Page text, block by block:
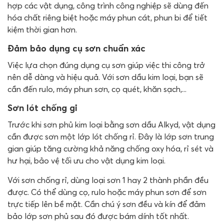
hợp các vật dụng, công trình công nghiệp sẽ dùng đến
hóa chất riêng biệt hoặc máy phun cát, phun bi để tiết
kiệm thời gian hơn.
Đảm bảo dụng cụ sơn chuẩn xác
Việc lựa chọn đúng dụng cụ sơn giúp việc thi công trở
nên dễ dàng và hiệu quả. Với sơn dầu kim loại, bạn sẽ
cần đến rulo, máy phun sơn, cọ quét, khăn sạch,...
Sơn lót chống gỉ
Trước khi sơn phủ kim loại bằng sơn dầu Alkyd, vật dụng
cần được sơn một lớp lót chống rỉ. Đây là lớp sơn trung
gian giúp tăng cường khả năng chống oxy hóa, rỉ sét và
hư hại, bảo vệ tối ưu cho vật dụng kim loại.
Với sơn chống rỉ, dùng loại sơn 1 hay 2 thành phần đều
được. Có thể dùng cọ, rulo hoặc máy phun sơn để sơn
trực tiếp lên bề mặt. Cần chú ý sơn đều và kín để đảm
bảo lớp sơn phủ sau đó được bám dính tốt nhất.